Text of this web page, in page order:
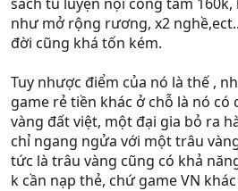
như mở rộng rương, x2
đời cũng khá tốn kém.
Tuy nhược điểm của nó là thế ,
game rẻ tiền khác ở chỗ là nó
vàng đất việt, một đại gia bỏ ra
chỉ ngang ngửa với một trâu
tức là trâu vàng cũng có khả
k cần nạp thẻ, chứ game VN